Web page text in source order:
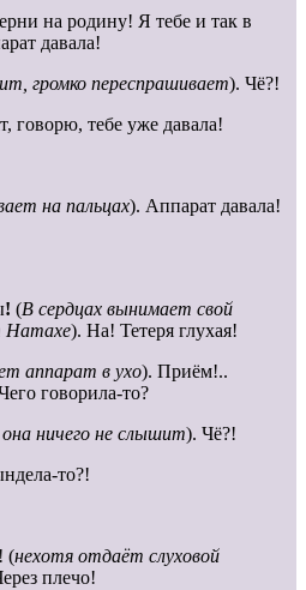
на родину! Я тебе и так в
давала!
громко переспрашивает). Чё?!
говорю, тебе уже давала!
на пальцах). Аппарат давала!
! (В сердцах вынимает свой
Натахе). На! Тетеря глухая!
аппарат в ухо). Приём!..
говорила-то?
ничего не слышит). Чё?!
то?!
(нехотя отдаёт слуховой
плечо!